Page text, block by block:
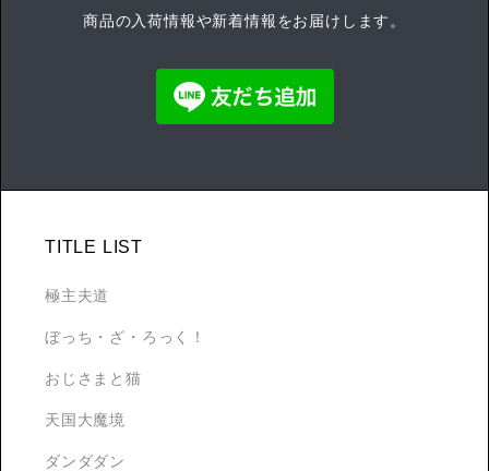
商品の入荷情報や新着情報をお届けします。
TITLE LIST
極主夫道
ぼっち・ざ・ろっく！
おじさまと猫
天国大魔境
ダンダダン